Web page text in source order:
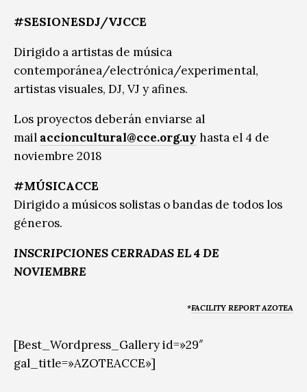
#SESIONESDJ/VJCCE
Dirigido a artistas de música
contemporánea/electrónica/experimental,
artistas visuales, DJ, VJ y afines.
Los proyectos deberán enviarse al
mail accioncultural@cce.org.uy hasta el 4 de
noviembre 2018
#MÚSICACCE
Dirigido a músicos solistas o bandas de todos los
géneros.
INSCRIPCIONES CERRADAS EL 4 DE
NOVIEMBRE
*FACILITY REPORT AZOTEA
[Best_Wordpress_Gallery id=»29″
gal_title=»AZOTEACCE»]